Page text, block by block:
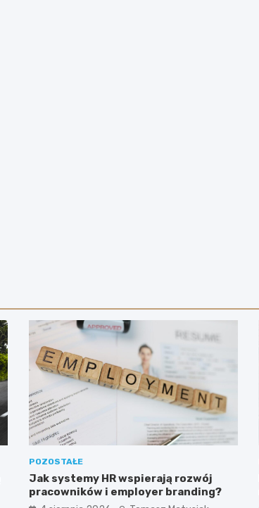
POZOSTAŁE
Jak systemy HR wspierają rozwój
pracowników i employer branding?